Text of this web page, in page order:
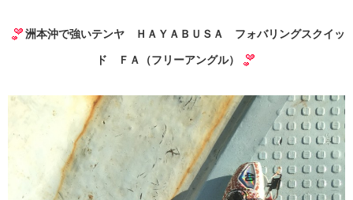
洲本沖で強いテンヤ ＨＡＹＡＢＵＳＡ フォバリングスクイッ
ド ＦＡ（フリーアングル）